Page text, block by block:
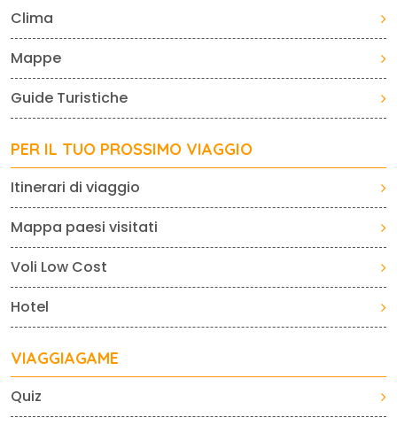
Clima
Mappe
Guide Turistiche
PER IL TUO PROSSIMO VIAGGIO
Itinerari di viaggio
Mappa paesi visitati
Voli Low Cost
Hotel
VIAGGIAGAME
Quiz